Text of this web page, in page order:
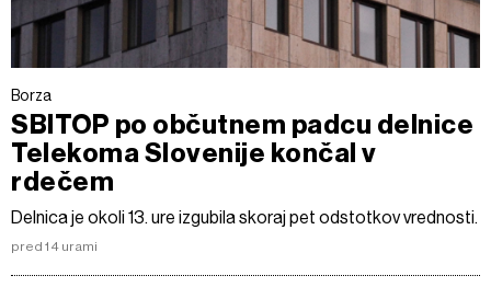
Borza
SBITOP po občutnem padcu delnice
Telekoma Slovenije končal v
rdečem
Delnica je okoli 13. ure izgubila skoraj pet odstotkov vrednosti.
pred 14 urami